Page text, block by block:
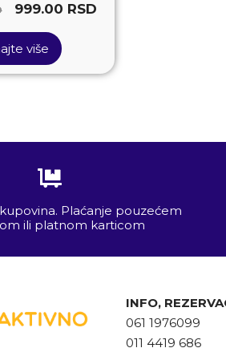
999.00 RSD
više
Plaćanje pouzećem
ili platnom karticom
INFO,
061 1976099
011 4419 686